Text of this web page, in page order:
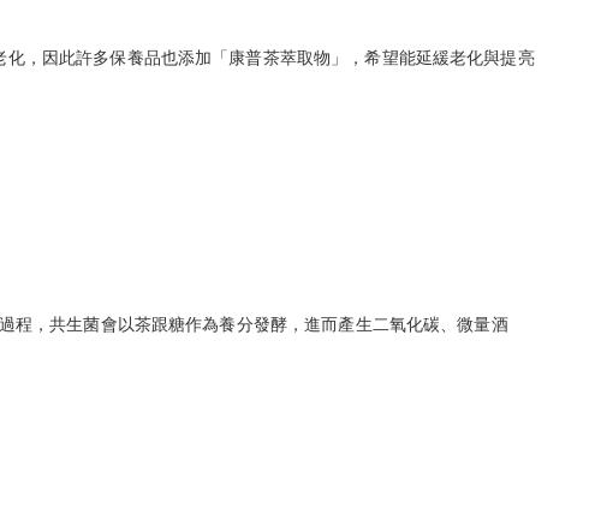
，因此許多保養品也添加「康普茶萃取物」，希望能延緩老化與提亮
程，共生菌會以茶跟糖作為養分發酵，進而產生⼆氧化碳、微量酒